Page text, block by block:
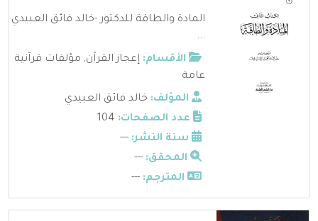
المادة والطاقة للدكتور -خالد فائق العبيدي
...
الأقسام: إعجاز القرآن, مؤلفات قرآنية
عامة
المؤلف: خالد فائق العبيدي
عدد الصفحات:
سنة النشر: ---
المحقق: ---
المترجم: ---